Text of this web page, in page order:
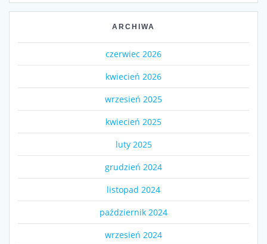
ARCHIWA
czerwiec 2026
kwiecień 2026
wrzesień 2025
kwiecień 2025
luty 2025
grudzień 2024
listopad 2024
październik 2024
wrzesień 2024